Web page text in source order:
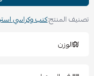
الجلسة الواسعة
تجربة جلوس مريحة
السوداء المتينة لمسة
تصنيف المنتج:كنب وكراسي
الوزن